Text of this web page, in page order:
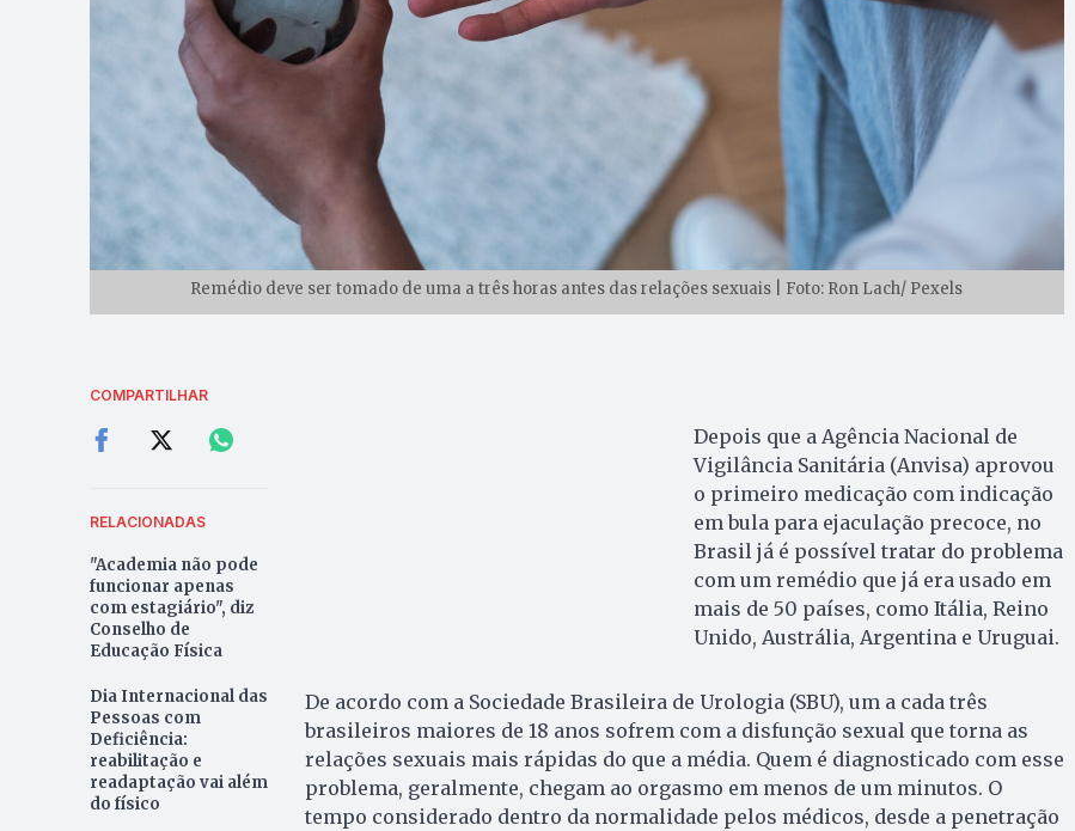
Remédio deve ser tomado de uma a três horas antes das relações sexuais | Foto: Ron Lach/ Pexels
COMPARTILHAR
RELACIONADAS
"Academia não pode
funcionar apenas
com estagiário", diz
Conselho de
Educação Física
Dia Internacional das
Pessoas com
Deficiência:
reabilitação e
readaptação vai além
do físico
Depois que a Agência Nacional de
Vigilância Sanitária (Anvisa) aprovou
o primeiro medicação com indicação
em bula para ejaculação precoce, no
Brasil já é possível tratar do problema
com um remédio que já era usado em
mais de 50 países, como Itália, Reino
Unido, Austrália, Argentina e Uruguai.
De acordo com a Sociedade Brasileira de Urologia (SBU), um a cada três
brasileiros maiores de 18 anos sofrem com a disfunção sexual que torna as
relações sexuais mais rápidas do que a média. Quem é diagnosticado com esse
problema, geralmente, chegam ao orgasmo em menos de um minutos. O
tempo considerado dentro da normalidade pelos médicos, desde a penetração